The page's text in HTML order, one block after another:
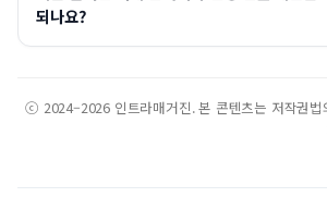
되나요?
ⓒ 2024–2026 인트라매거진. 본 콘텐츠는 저작권법